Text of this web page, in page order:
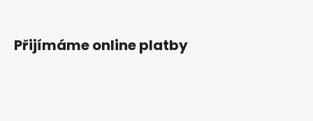
Přijímáme online platby